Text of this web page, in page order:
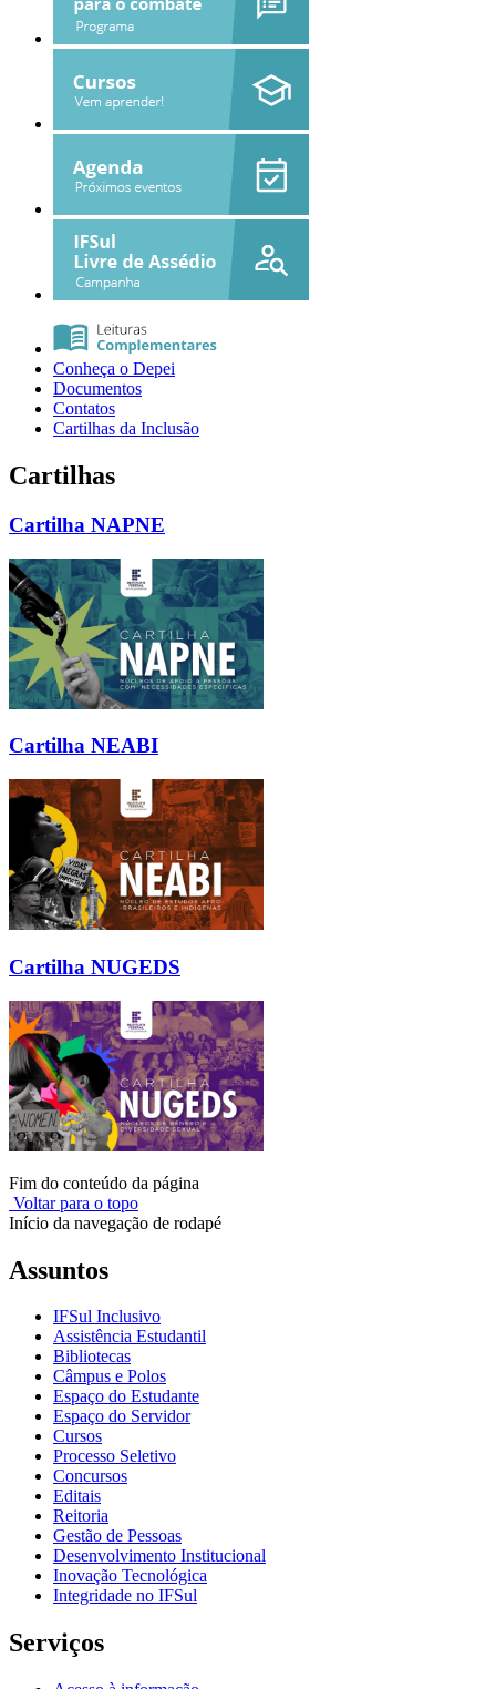
Conheça o Depei
Documentos
Contatos
Cartilhas da Inclusão
Cartilhas
Cartilha NAPNE
Cartilha NEABI
Cartilha NUGEDS
Fim do conteúdo da página
Voltar para o topo
Início da navegação de rodapé
Assuntos
IFSul Inclusivo
Assistência Estudantil
Bibliotecas
Câmpus e Polos
Espaço do Estudante
Espaço do Servidor
Cursos
Processo Seletivo
Concursos
Editais
Reitoria
Gestão de Pessoas
Desenvolvimento Institucional
Inovação Tecnológica
Integridade no IFSul
Serviços